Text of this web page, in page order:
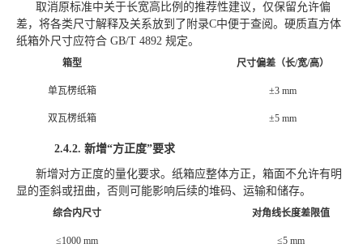
取消原标准中关于长宽高比例的推荐性建议，仅保留允许偏
差，将各类尺寸解释及关系放到了附录C中便于查阅。硬质直方体
纸箱外尺寸应符合 GB/T 4892 规定。
箱型 尺寸偏差（长/宽/高）
单瓦楞纸箱 ±3 mm
双瓦楞纸箱 ±5 mm
2.4.2. 新增“方正度”要求
新增对方正度的量化要求。 纸箱应整体方正，箱面不允许有明
显的歪斜或扭曲，否则可能影响后续的堆码、运输和储存。
综合内尺寸 对角线长度差限值
≤1000 mm ≤5 mm